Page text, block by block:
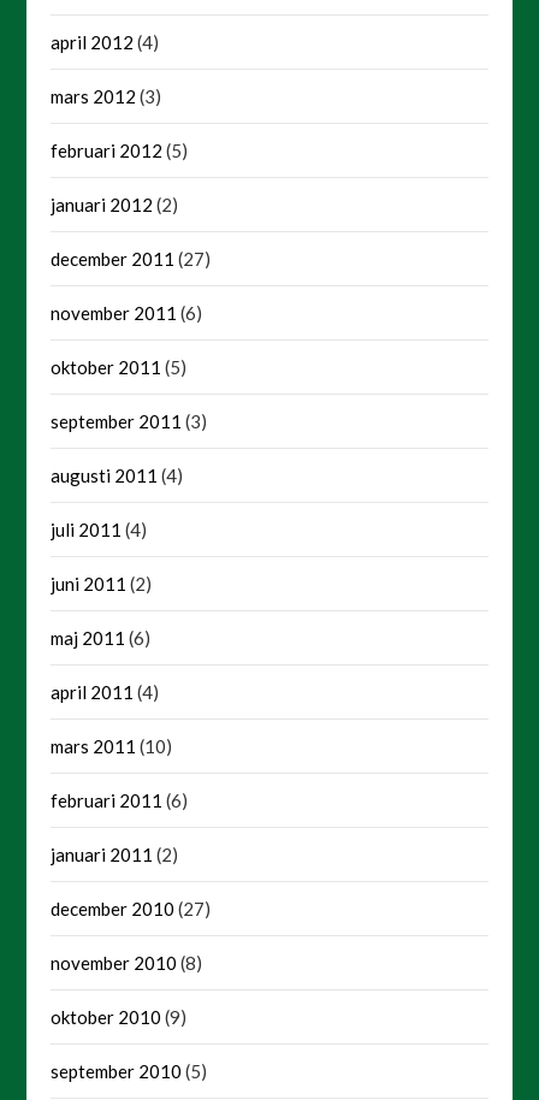
april 2012 (4)
mars 2012 (3)
februari 2012 (5)
januari 2012 (2)
december 2011 (27)
november 2011 (6)
oktober 2011 (5)
september 2011 (3)
augusti 2011 (4)
juli 2011 (4)
juni 2011 (2)
maj 2011 (6)
april 2011 (4)
mars 2011 (10)
februari 2011 (6)
januari 2011 (2)
december 2010 (27)
november 2010 (8)
oktober 2010 (9)
september 2010 (5)